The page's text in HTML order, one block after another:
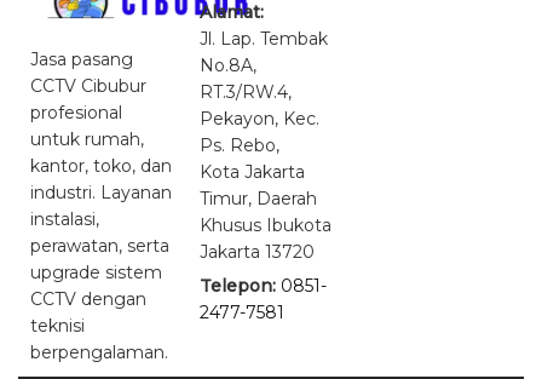
Jasa pasang
CCTV Cibubur
profesional
untuk rumah,
kantor, toko, dan
industri. Layanan
instalasi,
perawatan, serta
upgrade sistem
CCTV dengan
teknisi
berpengalaman.
Alamat:
Jl. Lap. Tembak
No.8A,
RT.3/RW.4,
Pekayon, Kec.
Ps. Rebo,
Kota Jakarta
Timur, Daerah
Khusus Ibukota
Jakarta 13720
Telepon: 0851-
2477-7581